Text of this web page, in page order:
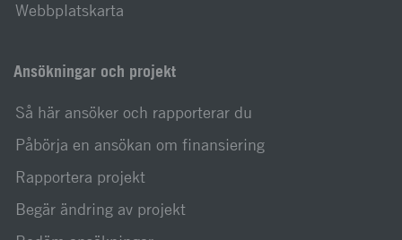
Webbplatskarta
Ansökningar och projekt
Så här ansöker och rapporterar du
Påbörja en ansökan om finansiering
Rapportera projekt
Begär ändring av projekt